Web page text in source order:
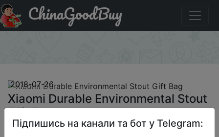
Купити на розпродажі Xiaomi Durable Environmental
Stout Gift BagChinaGoodBuy
2018-07-26
Xiaomi Durable Environmental Stout
Gift Bag
Підпишись на канали та бот у Telegram: